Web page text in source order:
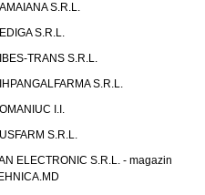
S.R.L.
S.R.L.
TRANS S.R.L.
S.R.L.
I.I.
S.R.L.
ELECTRONIC S.R.L. - magazin